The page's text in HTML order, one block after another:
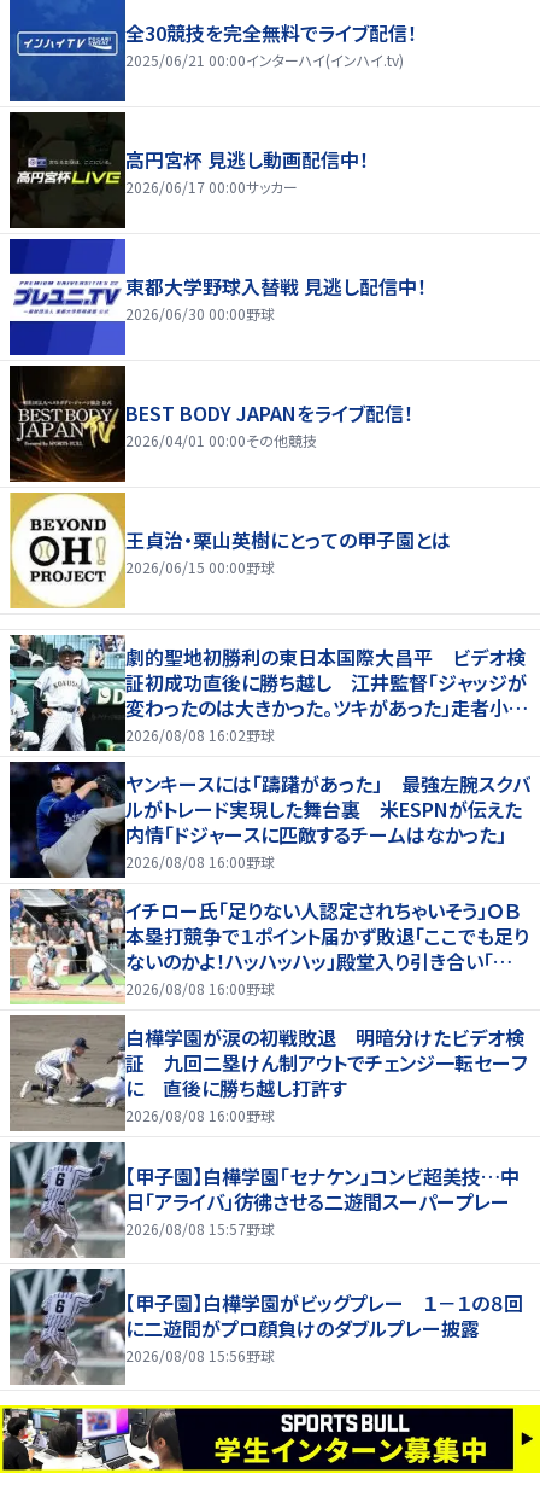
全30競技を完全無料でライブ配信！
2025/06/21 00:00インターハイ(インハイ.tv)
高円宮杯 見逃し動画配信中！
2026/06/17 00:00サッカー
東都大学野球入替戦 見逃し配信中！
2026/06/30 00:00野球
BEST BODY JAPANをライブ配信！
2026/04/01 00:00その他競技
王貞治・栗山英樹にとっての甲子園とは
2026/06/15 00:00野球
劇的聖地初勝利の東日本国際大昌平 ビデオ検
証初成功直後に勝ち越し 江井監督「ジャッジが
変わったのは大きかった。ツキがあった」走者小内
は「自信があってセーフになってくれと」
2026/08/08 16:02野球
ヤンキースには「躊躇があった」 最強左腕スクバ
ルがトレード実現した舞台裏 米ESPNが伝えた
内情「ドジャースに匹敵するチームはなかった」
2026/08/08 16:00野球
イチロー氏「足りない人認定されちゃいそう」ＯＢ
本塁打競争で１ポイント届かず敗退「ここでも足り
ないのかよ！ハッハッハッ」殿堂入り引き合い「誰か
に分析してもらわないと」
2026/08/08 16:00野球
白樺学園が涙の初戦敗退 明暗分けたビデオ検
証 九回二塁けん制アウトでチェンジ一転セーフ
に 直後に勝ち越し打許す
2026/08/08 16:00野球
【甲子園】白樺学園「セナケン」コンビ超美技…中
日「アライバ」彷彿させる二遊間スーパープレー
2026/08/08 15:57野球
【甲子園】白樺学園がビッグプレー １－１の８回
に二遊間がプロ顔負けのダブルプレー披露
2026/08/08 15:56野球